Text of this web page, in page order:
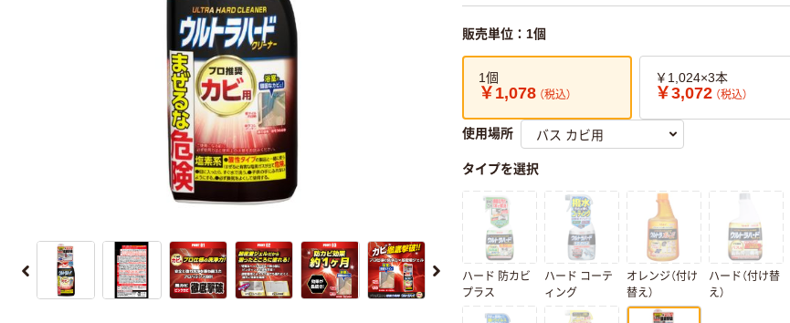
販売単位：1個
1個
￥1,078 （税込）
￥1,024×3本
￥3,072 （税込）
使用場所
タイプを選択
ハード 防カビ
プラス
ハード コーテ
ィング
オレンジ（付け
替え）
ハード（付け替
え）